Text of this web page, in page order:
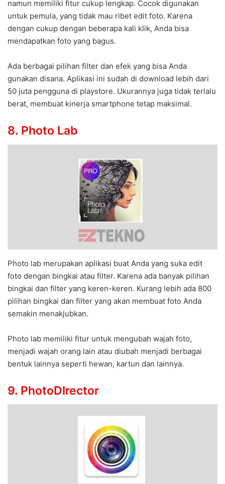
namun memiliki fitur cukup lengkap. Cocok digunakan
untuk pemula, yang tidak mau ribet edit foto. Karena
dengan cukup dengan beberapa kali klik, Anda bisa
mendapatkan foto yang bagus.
Ada berbagai pilihan filter dan efek yang bisa Anda
gunakan disana. Aplikasi ini sudah di download lebih dari
50 juta pengguna di playstore. Ukurannya juga tidak terlalu
berat, membuat kinerja smartphone tetap maksimal.
8. Photo Lab
Photo lab merupakan aplikasi buat Anda yang suka edit
foto dengan bingkai atau filter. Karena ada banyak pilihan
bingkai dan filter yang keren-keren. Kurang lebih ada 800
pilihan bingkai dan filter yang akan membuat foto Anda
semakin menakjubkan.
Photo lab memiliki fitur untuk mengubah wajah foto,
menjadi wajah orang lain atau diubah menjadi berbagai
bentuk lainnya seperti hewan, kartun dan lainnya.
9. PhotoDIrector